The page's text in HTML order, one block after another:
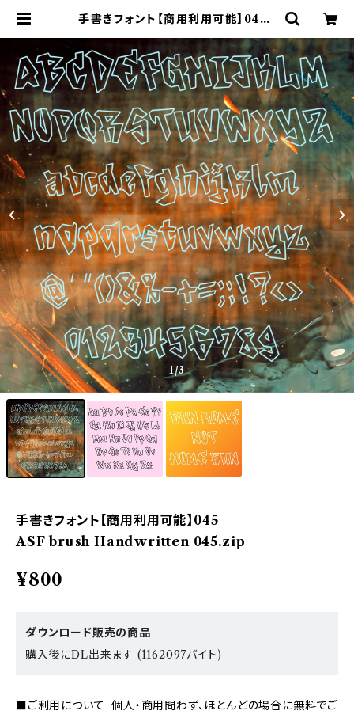
手書きフォント【商用利用可能】045 |
1/3
手書きフォント【商用利用可能】045
ASF brush Handwritten 045.zip
¥800
ダウンロード販売の商品
購入後にDL出来ます (1162097バイト)
■ご利用について 個人・商用問わず、ほとんどの場合に無料でご